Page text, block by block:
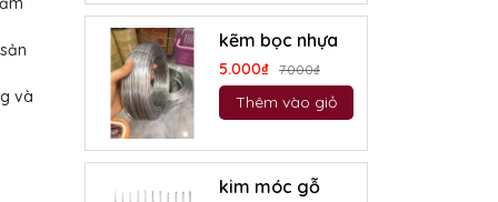
và
kẽm bọc nhựa
5.000₫ 7.000₫
Thêm vào giỏ
kim móc gỗ